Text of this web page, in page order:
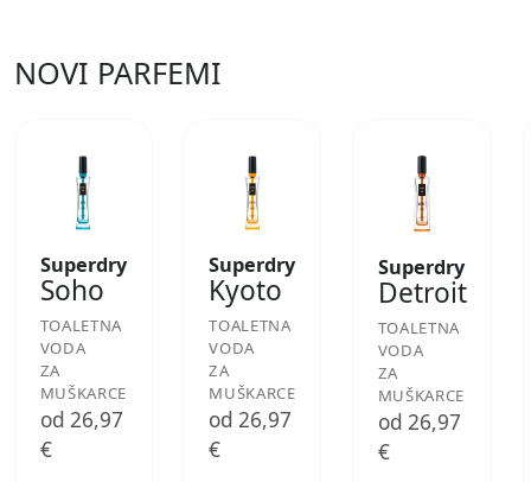
NOVI PARFEMI
Superdry
Soho
TOALETNA
VODA
ZA
MUŠKARCE
od 26,97
€
Superdry
Kyoto
TOALETNA
VODA
ZA
MUŠKARCE
od 26,97
€
Superdry
Detroit
TOALETNA
VODA
ZA
MUŠKARCE
od 26,97
€